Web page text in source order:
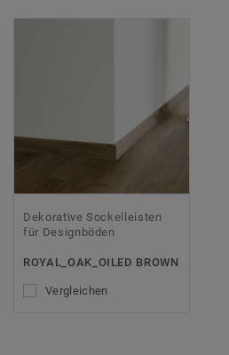
Dekorative Sockelleisten
für Designböden
ROYAL_OAK_OILED BROWN
Vergleichen